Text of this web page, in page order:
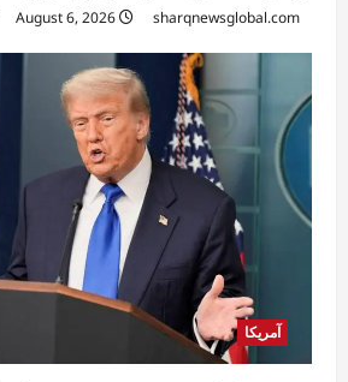
sharqnewsglobal.com
آمریکا